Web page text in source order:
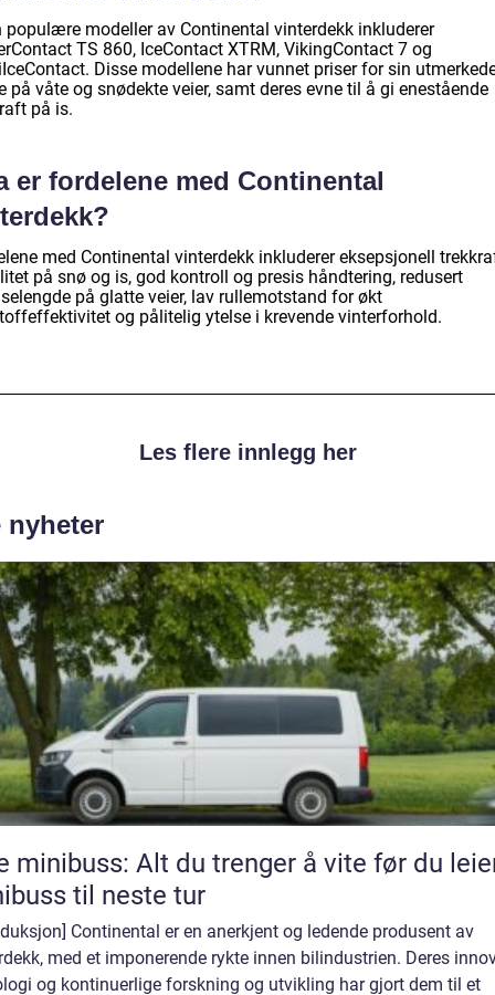
populære modeller av Continental vinterdekk inkluderer
TS 860, IceContact XTRM, VikingContact 7 og
Disse modellene har vunnet priser for sin
på våte og snødekte veier, samt deres evne til å gi enestående
på is.
er fordelene med Continental
med Continental vinterdekk inkluderer eksepsjonell
på snø og is, god kontroll og presis håndtering, redusert
på glatte veier, lav rullemotstand for økt
og pålitelig ytelse i krevende vinterforhold.
Les flere innlegg her
nyheter
minibuss: Alt du trenger å vite før du
til neste tur
Continental er en anerkjent og ledende produsent av
med et imponerende rykte innen bilindustrien. Deres
og kontinuerlige forskning og utvikling har gjort dem til et